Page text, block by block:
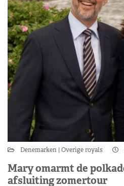
Denemarken Overige royals
Mary omarmt de
afsluiting zomertour